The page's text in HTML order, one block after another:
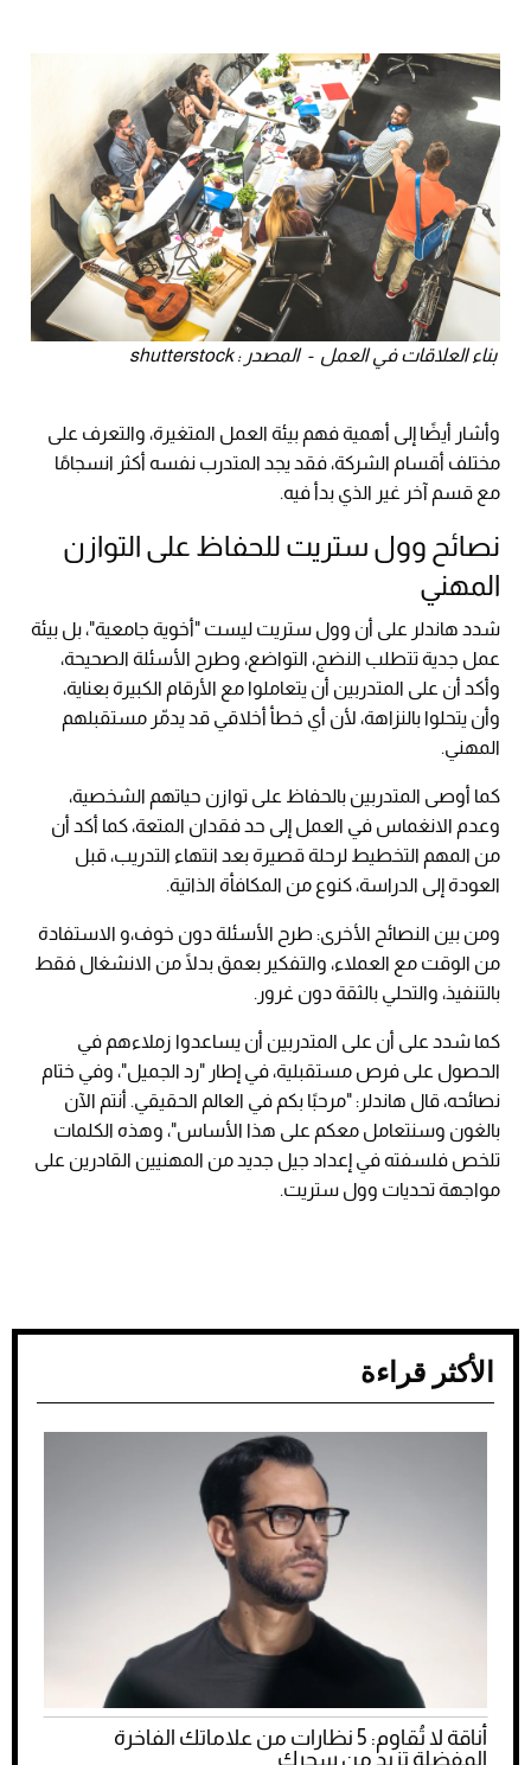
بناء العلاقات في العمل - المصدر : shutterstock
وأشار أيضًا إلى أهمية فهم بيئة العمل المتغيرة، والتعرف على
مختلف أقسام الشركة، فقد يجد المتدرب نفسه أكثر انسجامًا
مع قسم آخر غير الذي بدأ فيه.
نصائح وول ستريت للحفاظ على التوازن
المهني
شدد هاندلر على أن وول ستريت ليست "أخوية جامعية"، بل بيئة
عمل جدية تتطلب النضج، التواضع، وطرح الأسئلة الصحيحة،
وأكد أن على المتدربين أن يتعاملوا مع الأرقام الكبيرة بعناية،
وأن يتحلوا بالنزاهة، لأن أي خطأ أخلاقي قد يدمّر مستقبلهم
المهني.
كما أوصى المتدربين بالحفاظ على توازن حياتهم الشخصية،
وعدم الانغماس في العمل إلى حد فقدان المتعة، كما أكد أن
من المهم التخطيط لرحلة قصيرة بعد انتهاء التدريب، قبل
العودة إلى الدراسة، كنوع من المكافأة الذاتية.
ومن بين النصائح الأخرى: طرح الأسئلة دون خوف،و الاستفادة
من الوقت مع العملاء، والتفكير بعمق بدلًا من الانشغال فقط
بالتنفيذ، والتحلي بالثقة دون غرور.
كما شدد على أن على المتدربين أن يساعدوا زملاءهم في
الحصول على فرص مستقبلية، في إطار "رد الجميل"، وفي ختام
نصائحه، قال هاندلر: "مرحبًا بكم في العالم الحقيقي. أنتم الآن
بالغون وسنتعامل معكم على هذا الأساس"، وهذه الكلمات
تلخص فلسفته في إعداد جيل جديد من المهنيين القادرين على
مواجهة تحديات وول ستريت.
الأكثر قراءة
أناقة لا تُقاوم: 5 نظارات من علاماتك الفاخرة
المفضلة تزيد من سحرك